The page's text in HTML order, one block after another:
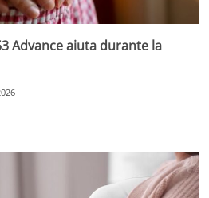
Advance aiuta durante la